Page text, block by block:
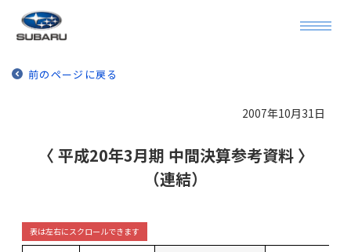
前のページに戻る
2007年10月31日
〈 平成20年3月期 中間決算参考資料 〉
（連結）